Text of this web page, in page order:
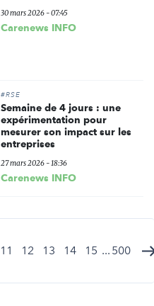
30 mars 2026 - 07:45
Carenews INFO
#RSE
Semaine de 4 jours : une
expérimentation pour
mesurer son impact sur les
entreprises
27 mars 2026 - 18:36
Carenews INFO
11 12 13 14 15 ... 500